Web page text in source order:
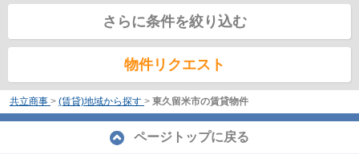
さらに条件を絞り込む
物件リクエスト
共立商事 > (賃貸)地域から探す > 東久留米市の賃貸物件
ページトップに戻る